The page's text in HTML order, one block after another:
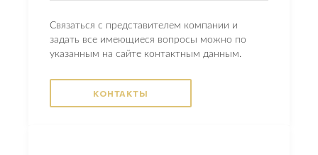
Связаться с представителем компании и
задать все имеющиеся вопросы можно по
указанным на сайте контактным данным.
КОНТАКТЫ